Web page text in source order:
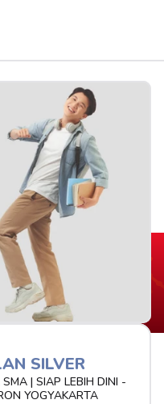
SILVER
| SIAP LEBIH DINI -
YOGYAKARTA